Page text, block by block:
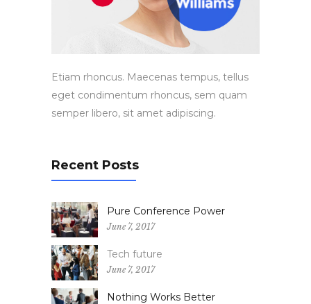
Etiam rhoncus. Maecenas tempus, tellus
eget condimentum rhoncus, sem quam
semper libero, sit amet adipiscing.
Recent Posts
Pure Conference Power
June 7, 2017
Tech future
June 7, 2017
Nothing Works Better